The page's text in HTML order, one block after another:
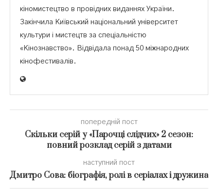
кіномистецтво в провідних виданнях України.
Закінчила Київський національний університет
культури і мистецтв за спеціальністю
«Кінознавство». Відвідала понад 50 міжнародних
кінофестивалів.
попередній пост
Скільки серій у «Парочці слідчих» 2 сезон:
повний розклад серій з датами
наступний пост
Дмитро Сова: біографія, ролі в серіалах і дружина